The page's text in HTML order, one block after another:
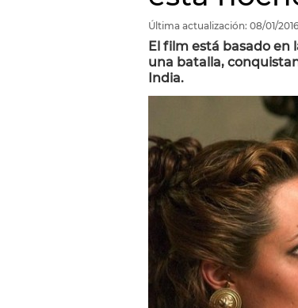
Última actualización: 08/01/2016
El film está basado en
una batalla,
India.